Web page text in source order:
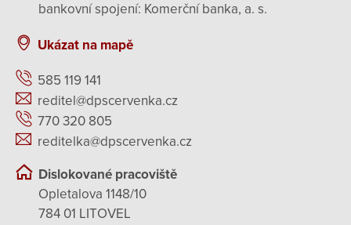
bankovní spojení: Komerční banka, a. s.
Ukázat na mapě
585 119 141
reditel@dpscervenka.cz
770 320 805
reditelka@dpscervenka.cz
Dislokované pracoviště
Opletalova 1148/10
784 01 LITOVEL